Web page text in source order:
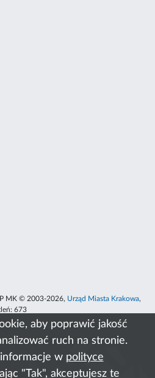
aby poprawić jakość
ruch na stronie.
w polityce
"Tak", akceptujesz te
MK © 2003-2026, Urząd Miasta Krakowa,
673